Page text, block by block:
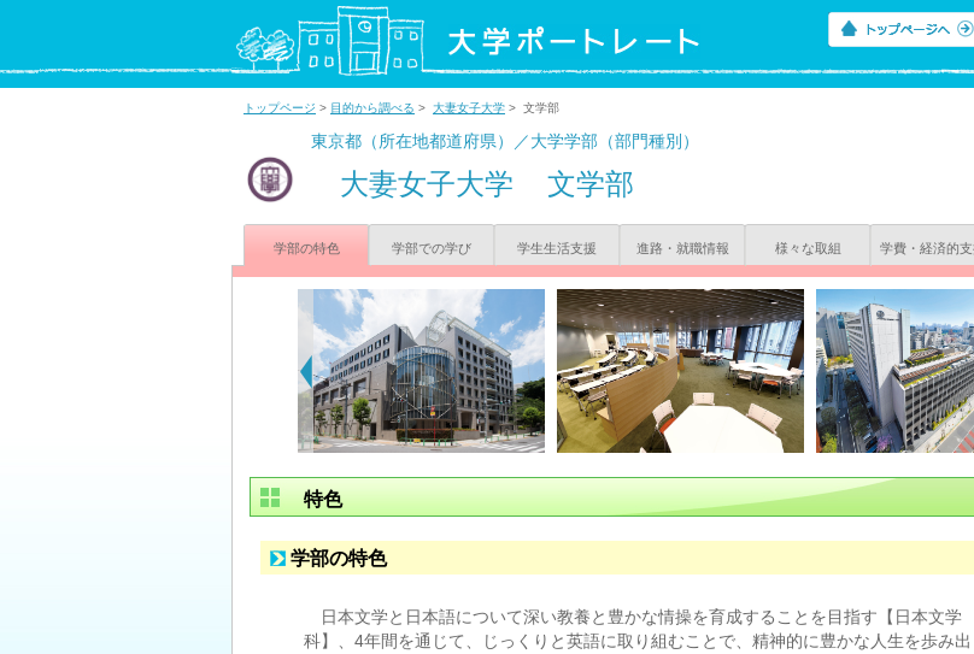
トップページ > 目的から調べる > 大妻女子大学 > 文学部
東京都（所在地都道府県）／大学学部（部門種別）
大妻女子大学 文学部
学部の特色 学部での学び 学生生活支援 進路・就職情報 様々な取組 学費・経済的支
特色
学部の特色
日本文学と日本語について深い教養と豊かな情操を育成することを目指す【日本文学
科】、4年間を通じて、じっくりと英語に取り組むことで、精神的に豊かな人生を歩み出